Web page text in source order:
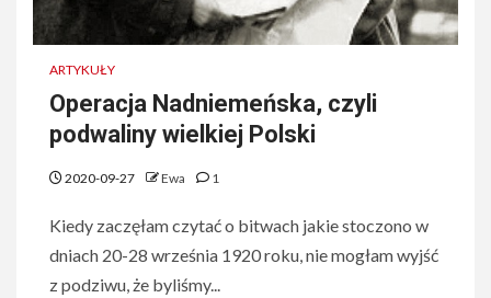
ARTYKUŁY
Operacja Nadniemeńska, czyli
podwaliny wielkiej Polski
2020-09-27 Ewa 1
Kiedy zaczęłam czytać o bitwach jakie stoczono w
dniach 20-28 września 1920 roku, nie mogłam wyjść
z podziwu, że byliśmy...